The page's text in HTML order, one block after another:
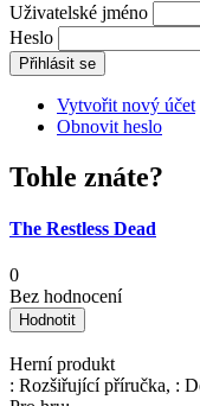
Uživatelské jméno
Heslo
Vytvořit nový účet
Obnovit heslo
Tohle znáte?
The Restless Dead
0
Bez hodnocení
Herní produkt
: Rozšiřující příručka, :